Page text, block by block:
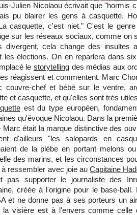
Julien Nicolaou écrivait que "hormis
pu blairer les gens à casquette.
casquette, c'est niet." C'est le
sur les réseaux sociaux, comme on
divergent, cela change des insultes
les élections. On en reparlera dans
le storytellingdes médias aux
réagissent et commentent. Marc
couvre-chef et bébé sur le ventre,
et casquette, et qu'elles sont très
est du type européen,
qu'évoque Nicolaou. Dans la
Marc était la marque distinctive des
d'ailleurs "les salopards en
de la plèbe en portant melons
des marins, et les circonstances
à ressembler avec joie auCapitaine
pas supporter le journaliste des
créée à l'origine pour le base-ball.
et ne donne pas à ses porteurs un
la visière est à l'envers comme celle